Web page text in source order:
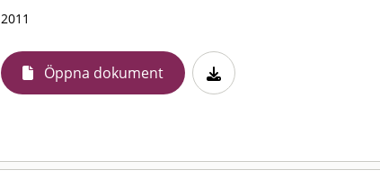
2011
Öppna dokument